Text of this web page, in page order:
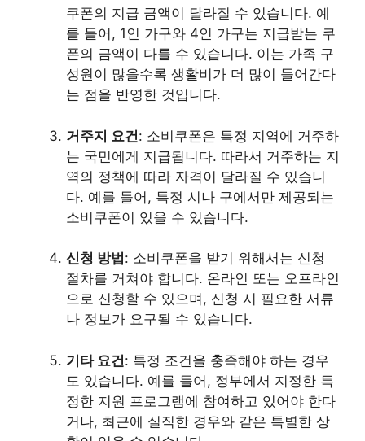
쿠폰의 지급 금액이 달라질 수 있습니다. 예
를 들어, 1인 가구와 4인 가구는 지급받는 쿠
폰의 금액이 다를 수 있습니다. 이는 가족 구
성원이 많을수록 생활비가 더 많이 들어간다
는 점을 반영한 것입니다.
거주지 요건: 소비쿠폰은 특정 지역에 거주하
는 국민에게 지급됩니다. 따라서 거주하는 지
역의 정책에 따라 자격이 달라질 수 있습니
다. 예를 들어, 특정 시나 구에서만 제공되는
소비쿠폰이 있을 수 있습니다.
신청 방법 : 소비쿠폰을 받기 위해서는 신청
절차를 거쳐야 합니다. 온라인 또는 오프라인
으로 신청할 수 있으며, 신청 시 필요한 서류
나 정보가 요구될 수 있습니다.
기타 요건: 특정 조건을 충족해야 하는 경우
도 있습니다. 예를 들어, 정부에서 지정한 특
정한 지원 프로그램에 참여하고 있어야 한다
거나, 최근에 실직한 경우와 같은 특별한 상